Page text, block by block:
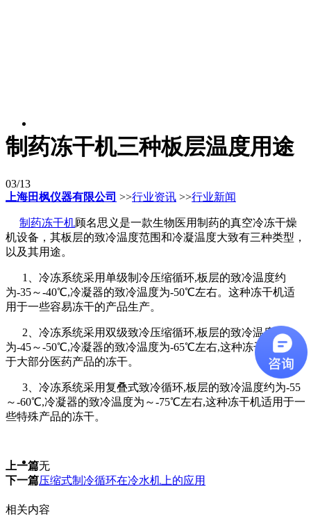
制药冻干机三种板层温度用途
03/13
上海田枫仪器有限公司 >>行业资讯 >>行业新闻
制药冻干机顾名思义是一款生物医用制药的真空冷冻干燥
机设备，其板层的致冷温度范围和冷凝温度大致有三种类型，
以及其用途。
1、冷冻系统采用单级制冷压缩循环,板层的致冷温度约
为-35～-40℃,冷凝器的致冷温度为-50℃左右。这种冻干机适
用于一些容易冻干的产品生产。
2、冷冻系统采用双级致冷压缩循环,板层的致冷温度约
为-45～-50℃,冷凝器的致冷温度为-65℃左右,这种冻干机适用
于大部分医药产品的冻干。
3、冷冻系统采用复叠式致冷循环,板层的致冷温度约为-55
～-60℃,冷凝器的致冷温度为～-75℃左右,这种冻干机适用于一
些特殊产品的冻干。
上一篇无
下一篇压缩式制冷循环在冷水机上的应用
相关内容